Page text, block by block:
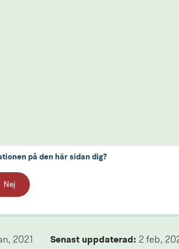
på den här sidan dig?
Nej
2021 Senast uppdaterad: 2 feb,